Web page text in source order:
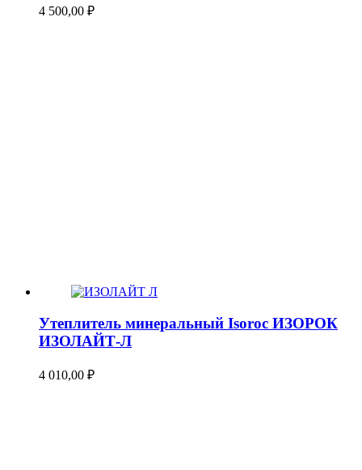
4 500,00 ₽
Утеплитель минеральный Isoroc ИЗОРОК
ИЗОЛАЙТ-Л
4 010,00 ₽